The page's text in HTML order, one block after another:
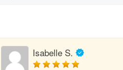
Isabelle S.